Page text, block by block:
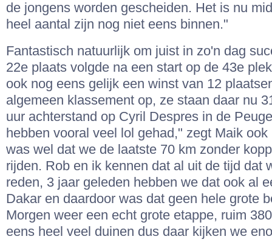
de jongens worden gescheiden. Het is nu
heel aantal zijn nog niet eens binnen."
Fantastisch natuurlijk om juist in zo'n dag
22e plaats volgde na een start op de 43e
ook nog eens gelijk een winst van 12
algemeen klassement op, ze staan daar nu
uur achterstand op Cyril Despres in de
hebben vooral veel lol gehad," zegt Maik
was wel dat we de laatste 70 km zonder
rijden. Rob en ik kennen dat al uit de tijd dat
reden, 3 jaar geleden hebben we dat ook al
Dakar en daardoor was dat geen hele grote
Morgen weer een echt grote etappe, ruim
eens heel veel duinen dus daar kijken we